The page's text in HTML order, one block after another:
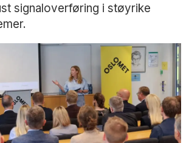
signaloverføring i støyrike